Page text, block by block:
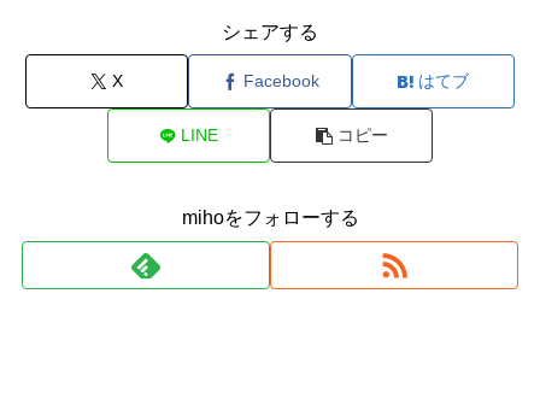
シェアする
X Facebook はてブ
LINE コピー
mihoをフォローする